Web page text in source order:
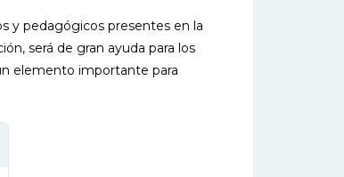
y pedagógicos presentes en la
será de gran ayuda para los
elemento importante para